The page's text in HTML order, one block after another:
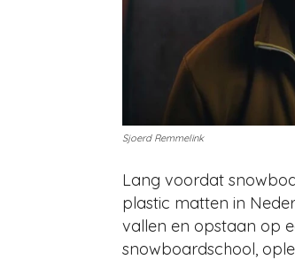
Sjoerd Remmelink
Lang voordat
plastic matten in
vallen en opstaan op
snowboardschool,